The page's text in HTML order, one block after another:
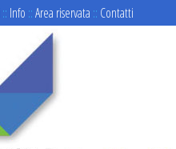
:: Info ::Area riservata :: Contatti